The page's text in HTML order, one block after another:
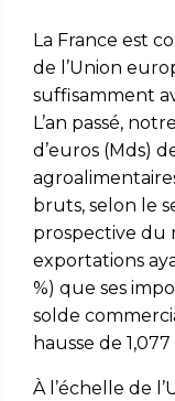
La France est
de l’Union
suffisamment
L’an passé,
d’euros (Mds)
bruts, selon le
prospective du
exportations
%) que ses
solde
hausse de
À l’échelle de